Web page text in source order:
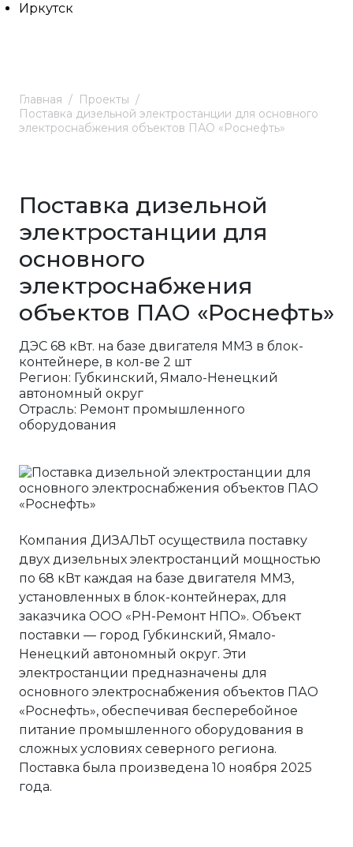
Иркутск
Главная
Проекты
Поставка дизельной электростанции для основного
электроснабжения объектов ПАО «Роснефть»
Поставка дизельной
электростанции для
основного
электроснабжения
объектов ПАО «Роснефть»
ДЭС 68 кВт. на базе двигателя ММЗ в блок-
контейнере, в кол-ве 2 шт
Регион: Губкинский, Ямало-Ненецкий
автономный округ
Отрасль: Ремонт промышленного
оборудования
Компания ДИЗАЛЬТ осуществила поставку
двух дизельных электростанций мощностью
по 68 кВт каждая на базе двигателя ММЗ,
установленных в блок-контейнерах, для
заказчика ООО «РН-Ремонт НПО». Объект
поставки — город Губкинский, Ямало-
Ненецкий автономный округ. Эти
электростанции предназначены для
основного электроснабжения объектов ПАО
«Роснефть», обеспечивая бесперебойное
питание промышленного оборудования в
сложных условиях северного региона.
Поставка была произведена 10 ноября 2025
года.